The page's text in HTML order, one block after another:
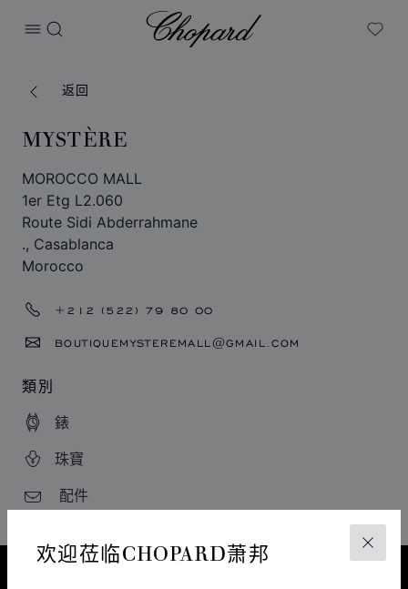
关闭
欢迎莅临CHOPARD萧邦
打开菜单
搜索
Chopard
My
返回
MYSTÈRE
MOROCCO MALL
1er Etg L2.060
Route Sidi Abderrahmane
., Casablanca
Morocco
+212 (522) 79 80 00
BOUTIQUEMYSTEREMALL@GMAIL.COM
類別
錶
珠寶
配件